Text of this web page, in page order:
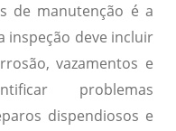
de manutenção é a
inspeção deve incluir
vazamentos e
problemas
dispendiosos e